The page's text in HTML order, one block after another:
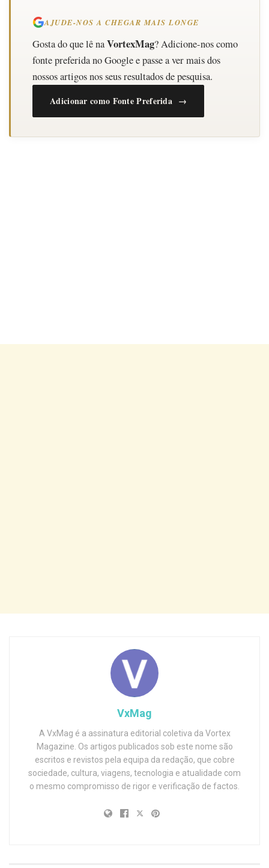
AJUDE-NOS A CHEGAR MAIS LONGE
Gosta do que lê naVortexMag? Adicione-nos como
fonte preferida no Google e passe a ver mais dos
nossos artigos nos seus resultados de pesquisa.
Adicionar como Fonte Preferida →
VxMag
A VxMag é a assinatura editorial coletiva da Vortex
Magazine. Os artigos publicados sob este nome são
escritos e revistos pela equipa da redação, que cobre
sociedade, cultura, viagens, tecnologia e atualidade com
o mesmo compromisso de rigor e verificação de factos.